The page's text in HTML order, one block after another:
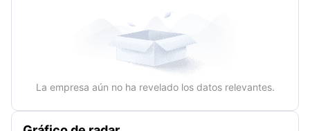
La empresa aún no ha revelado los datos relevantes.